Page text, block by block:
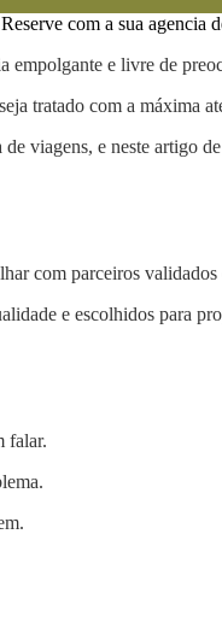
empolgante e livre de
tratado com a máxima
viagens, e neste artigo
com parceiros
e escolhidos para
falar.